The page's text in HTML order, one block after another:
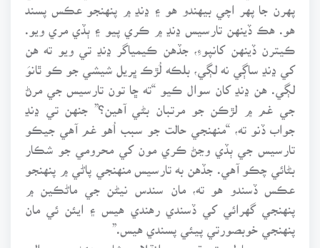
پهرن جا پهر اچي بيهندو هو ۽ ڍنڍ ۾ پنهنجو عڪس پسند
هو. هڪ ڏينهن تارسيس ڍنڍ ۾ ڪري پيو ۽ ٻڏي مري ويو.
ڪيترن ڏينهن کانپوءِ، جڏهن ڪيمياگر ڍنڍ تي ويو ته هن
کي ڍنڍ ساڳي نه لڳي، بلڪه لُڙڪ ڀريل شيشي جو ڪو ٿانوَ
لڳي. هن ڍنڍ کان سوال ڪيو “ته ڇا تون تارسيس جي مرڻ
جي غم ۾ لڙڪن جو مرتبان بڻي آهين؟” جنهن تي ڍنڍ
جواب ڏنو ته، “منهنجي حالت جو سبب اُهو غم آهي جيڪو
تارسيس جي ٻڏي وڃڻ ڪري مون کي محرومي جو شڪار
بڻائي چڪو آهي. جڏهن به تارسيس منهنجي پاڻي ۾ پنهنجو
عڪس ڏسندو هو ته، مان سندس نيڻن جي ماڻڪين ۾
پنهنجي گهرائي کي ڏسندي رهندي هيس ۽ ايئن ئي مان
پنهنجي خوبصورتي پيئي پسندي هيس.”
سرويچ سجاولي تي قومي ۽ انقلابي شاعر هئڻ جي حوالي